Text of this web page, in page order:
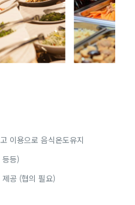
이용으로 음식온도유지
등등)
공 (협의 필요)